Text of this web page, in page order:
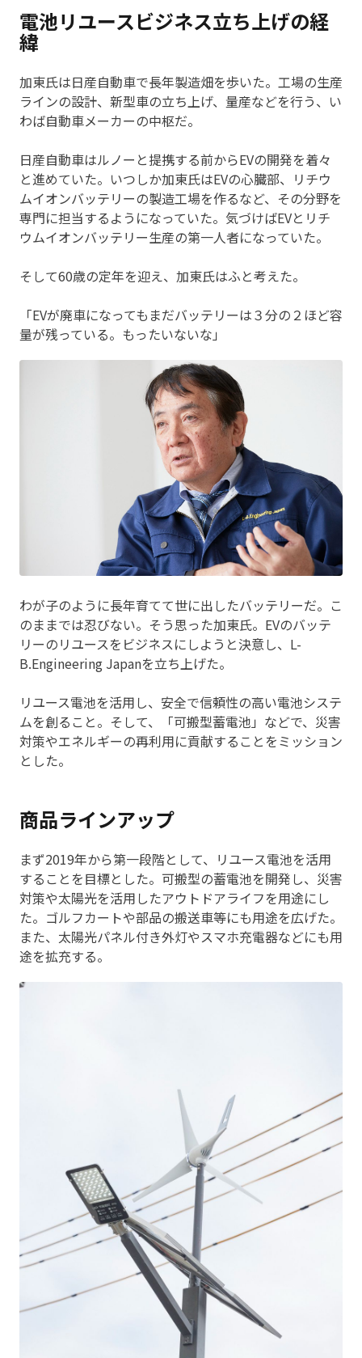
電池リユースビジネス立ち上げの経
緯
加東氏は日産自動車で長年製造畑を歩いた。工場の生産
ラインの設計、新型車の立ち上げ、量産などを行う、い
わば自動車メーカーの中枢だ。
日産自動車はルノーと提携する前からEVの開発を着々
と進めていた。いつしか加東氏はEVの心臓部、リチウ
ムイオンバッテリーの製造工場を作るなど、その分野を
専門に担当するようになっていた。気づけばEVとリチ
ウムイオンバッテリー生産の第一人者になっていた。
そして60歳の定年を迎え、加東氏はふと考えた。
「EVが廃車になってもまだバッテリーは３分の２ほど容
量が残っている。もったいないな」
わが子のように長年育てて世に出したバッテリーだ。こ
のままでは忍びない。そう思った加東氏。EVのバッテ
リーのリユースをビジネスにしようと決意し、L-
B.Engineering Japanを立ち上げた。
リユース電池を活用し、安全で信頼性の高い電池システ
ムを創ること。そして、「可搬型蓄電池」などで、災害
対策やエネルギーの再利用に貢献することをミッション
とした。
商品ラインアップ
まず2019年から第一段階として、リユース電池を活用
することを目標とした。可搬型の蓄電池を開発し、災害
対策や太陽光を活用したアウトドアライフを用途にし
た。ゴルフカートや部品の搬送車等にも用途を広げた。
また、太陽光パネル付き外灯やスマホ充電器などにも用
途を拡充する。